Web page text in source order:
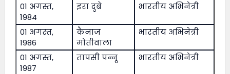
01 अगस्त,
1984
इरा दुबे भारतीय अभिनेत्री
01 अगस्त,
1986
कैनाज
मोतीवाला
भारतीय अभिनेत्री
01 अगस्त,
1987
तापसी पन्नू भारतीय अभिनेत्री